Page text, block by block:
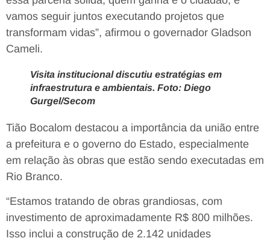
vamos seguir juntos executando projetos que
transformam vidas”, afirmou o governador Gladson
Cameli.
Visita institucional discutiu estratégias em
infraestrutura e ambientais. Foto: Diego
Gurgel/Secom
Tião Bocalom destacou a importância da união entre
a prefeitura e o governo do Estado, especialmente
em relação às obras que estão sendo executadas em
Rio Branco.
“Estamos tratando de obras grandiosas, com
investimento de aproximadamente R$ 800 milhões.
Isso inclui a construção de 2.142 unidades